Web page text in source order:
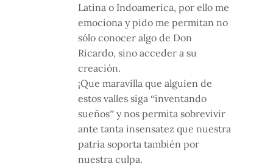
Latina o Indoamerica, por ello me
emociona y pido me permitan no
sólo conocer algo de Don
Ricardo, sino acceder a su
creación.
¡Que maravilla que alguien de
estos valles siga “inventando
sueños” y nos permita sobrevivir
ante tanta insensatez que nuestra
patria soporta también por
nuestra culpa.